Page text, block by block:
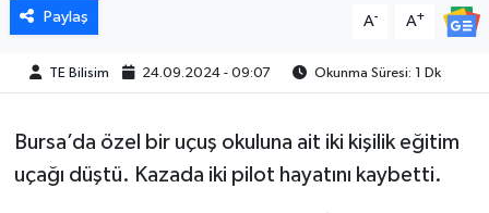
Paylaş A- A+
TE Bilisim 24.09.2024 - 09:07 Okunma Süresi: 1 Dk
Bursa’da özel bir uçuş okuluna ait iki kişilik eğitim
uçağı düştü. Kazada iki pilot hayatını kaybetti.